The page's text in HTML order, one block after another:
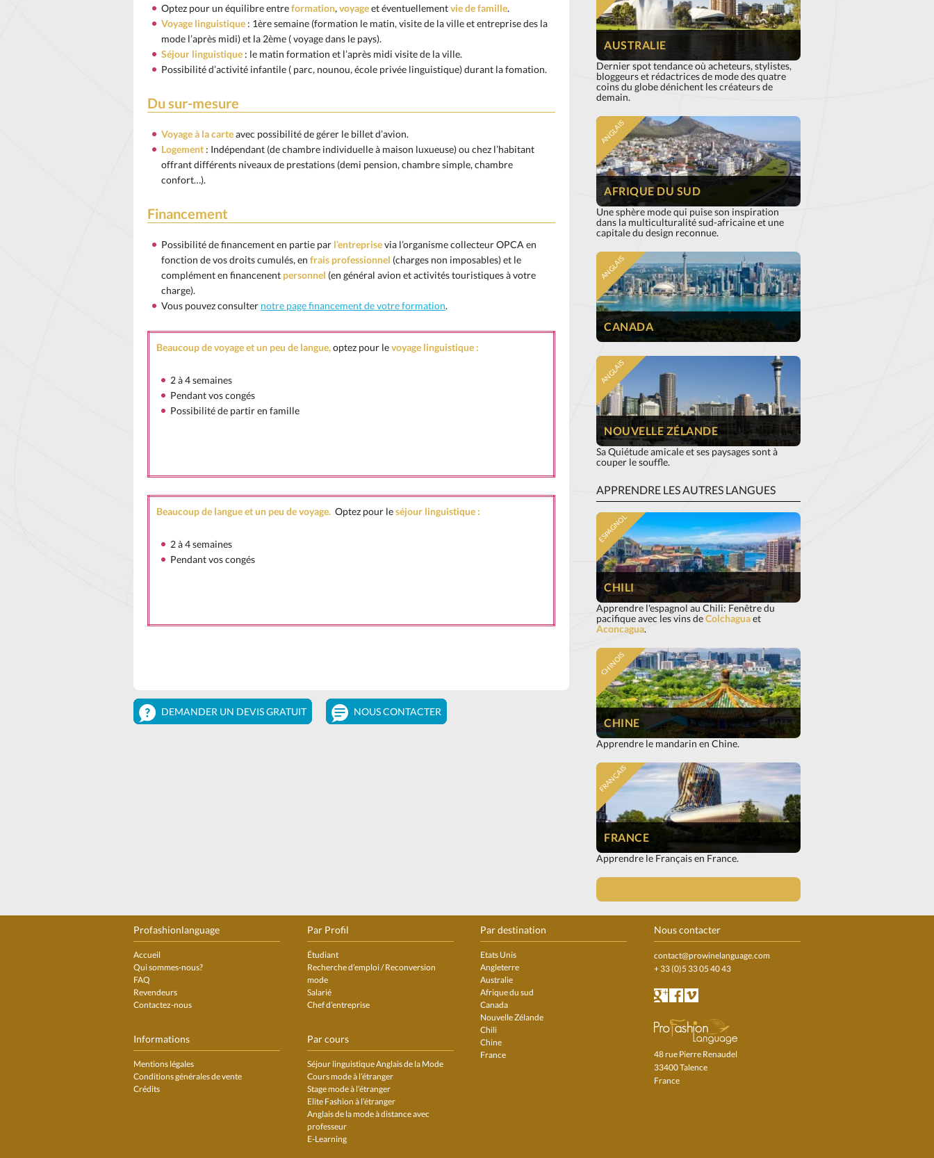
Optez pour un équilibre entreformation, voyageet éventuellementvie de famille.
Voyage linguistique : 1ère semaine (formation le matin, visite de la ville et entreprise des la
mode l’après midi) et la 2ème ( voyage dans le pays).
Séjour linguistique : le matin formation et l’après midi visite de la ville.
Possibilité d’activité infantile ( parc, nounou, école privée linguistique) durant la fomation.
Du sur-mesure
Voyage à la carteavec possibilité de gérer le billet d’avion.
Logement : Indépendant (de chambre individuelle à maison luxueuse) ou chez l’habitant
offrant différents niveaux de prestations (demi pension, chambre simple, chambre
confort…).
Financement
Possibilité de financement en partie par l’entreprisevia l’organisme collecteur OPCA en
fonction de vos droits cumulés, en frais professionnel (charges non imposables) et le
complément en financenent personnel (en général avion et activités touristiques à votre
charge).
Vous pouvez consulter notre page financement de votre formation.
Beaucoup de voyage et un peu de langue,optez pour levoyage linguistique :
2 à 4 semaines
Pendant vos congés
Possibilité de partir en famille
Beaucoup de langue et un peu de voyage. Optez pour leséjour linguistique :
2 à 4 semaines
Pendant vos congés
DEMANDER UN DEVIS GRATUIT NOUS CONTACTER
AUSTRALIE
Dernier spot tendance où acheteurs, stylistes,
bloggeurs et rédactrices de mode des quatre
coins du globe dénichent les créateurs de
demain.
ANGLAIS
AFRIQUE DU SUD
Une sphère mode qui puise son inspiration
dans la multiculturalité sud-africaine et une
capitale du design reconnue.
ANGLAIS
CANADA
ANGLAIS
NOUVELLE ZÉLANDE
Sa Quiétude amicale et ses paysages sont à
couper le souffle.
APPRENDRE LES AUTRES LANGUES
ESPAGNOL
CHILI
Apprendre l'espagnol au Chili: Fenêtre du
pacifique avec les vins deColchaguaet
Aconcagua.
CHINOIS
CHINE
Apprendre le mandarin en Chine.
FRANÇAIS
FRANCE
Apprendre le Français en France.
Profashionlanguage
Accueil
Qui sommes-nous?
FAQ
Revendeurs
Contactez-nous
Informations
Mentions légales
Conditions générales de vente
Crédits
Par Profil
Étudiant
Recherche d’emploi / Reconversion
mode
Salarié
Chef d’entreprise
Par cours
Séjour linguistique Anglais de la Mode
Cours mode à l’étranger
Stage mode à l’étranger
Elite Fashion à l’étranger
Anglais de la mode à distance avec
professeur
E-Learning
Par destination
Etats Unis
Angleterre
Australie
Afrique du sud
Canada
Nouvelle Zélande
Chili
Chine
France
Nous contacter
contact@prowinelanguage.com
+ 33 (0)5 33 05 40 43
48 rue Pierre Renaudel
33400 Talence
France